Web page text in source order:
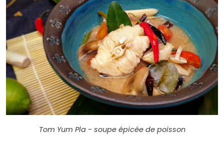
Tom Yum Pla - soupe épicée de poisson